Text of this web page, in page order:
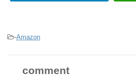
-Amazon
comment